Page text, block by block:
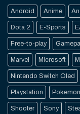
Android Anime
Dota 2 E-Sports
Free-to-play
Marvel Microsoft
Nintendo Switch Oled
Playstation Pokemon
Shooter Sony